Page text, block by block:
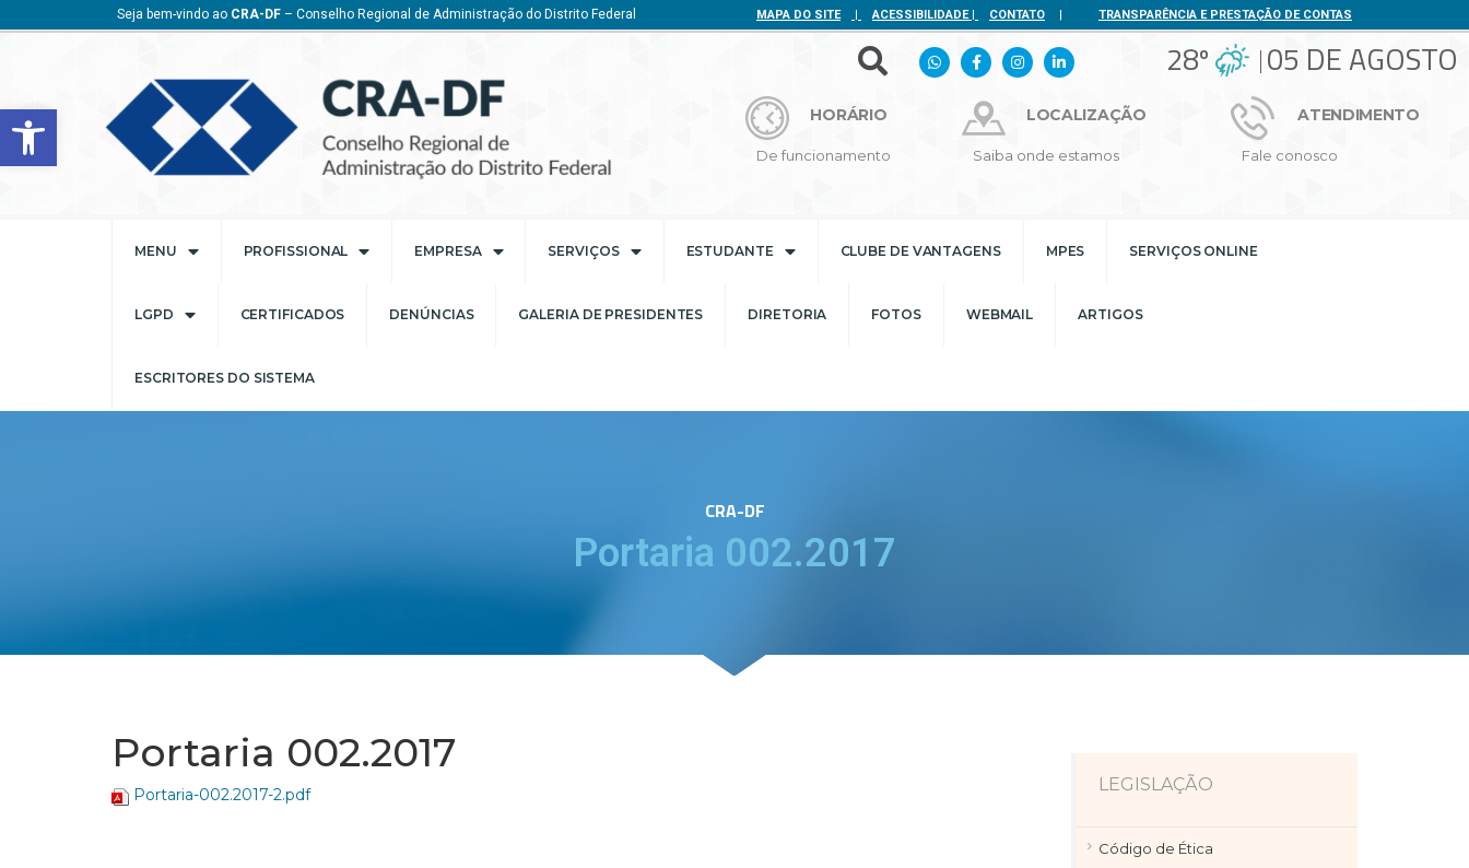
Barra de Ferramentas Aberta
Seja bem-vindo ao CRA-DF – Conselho Regional de Administração do Distrito Federal MAPA DO SITE | ACESSIBILIDADE| CONTATO | TRANSPARÊNCIA E PRESTAÇÃO DE CONTAS
28º 05 DE AGOSTO
HORÁRIO
De funcionamento
LOCALIZAÇÃO
Saiba onde estamos
ATENDIMENTO
Fale conosco
MENU PROFISSIONAL EMPRESA SERVIÇOS ESTUDANTE CLUBE DE VANTAGENS MPES SERVIÇOS ONLINE
LGPD CERTIFICADOS DENÚNCIAS GALERIA DE PRESIDENTES DIRETORIA FOTOS WEBMAIL ARTIGOS
ESCRITORES DO SISTEMA
CRA-DF
Portaria 002.2017
Portaria 002.2017
Portaria-002.2017-2.pdf LEGISLAÇÃO
Código de Ética